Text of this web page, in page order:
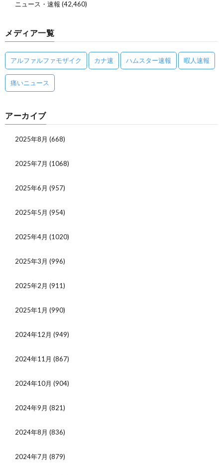
ニュース・速報 (42,460)
メディア一覧
アルファルファモザイク カナ速 ハムスター速報 暇人速報
痛いニュース
アーカイブ
2025年8月 (668)
2025年7月 (1068)
2025年6月 (957)
2025年5月 (954)
2025年4月 (1020)
2025年3月 (996)
2025年2月 (911)
2025年1月 (990)
2024年12月 (949)
2024年11月 (867)
2024年10月 (904)
2024年9月 (821)
2024年8月 (836)
2024年7月 (879)